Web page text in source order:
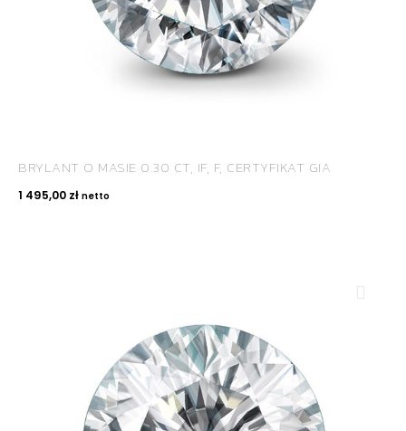
BRYLANT O MASIE 0.30 CT, IF, F, CERTYFIKAT GIA
1 495,00 zł netto